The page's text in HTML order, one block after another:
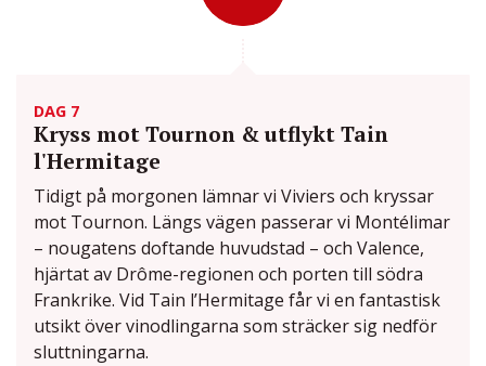
DAG 7
Kryss mot Tournon & utflykt Tain
l'Hermitage
Tidigt på morgonen lämnar vi Viviers och kryssar
mot Tournon. Längs vägen passerar vi Montélimar
– nougatens doftande huvudstad – och Valence,
hjärtat av Drôme-regionen och porten till södra
Frankrike. Vid Tain l’Hermitage får vi en fantastisk
utsikt över vinodlingarna som sträcker sig nedför
sluttningarna.